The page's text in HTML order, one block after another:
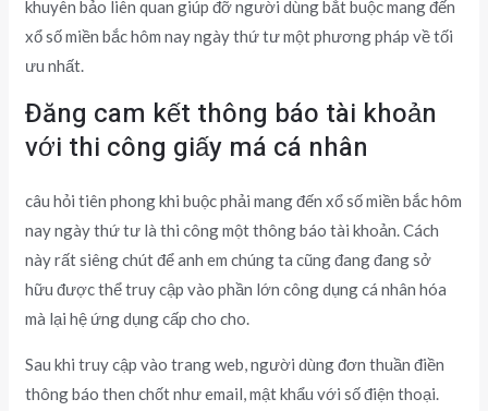
khuyên bảo liên quan giúp đỡ người dùng bắt buộc mang đến
xổ số miền bắc hôm nay ngày thứ tư một phương pháp về tối
ưu nhất.
Đăng cam kết thông báo tài khoản
với thi công giấy má cá nhân
câu hỏi tiên phong khi buộc phải mang đến xổ số miền bắc hôm
nay ngày thứ tư là thi công một thông báo tài khoản. Cách
này rất siêng chút để anh em chúng ta cũng đang đang sở
hữu được thể truy cập vào phần lớn công dụng cá nhân hóa
mà lại hệ ứng dụng cấp cho cho.
Sau khi truy cập vào trang web, người dùng đơn thuần điền
thông báo then chốt như email, mật khẩu với số điện thoại.